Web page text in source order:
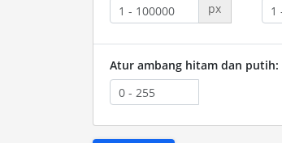
px
Atur ambang hitam dan putih: